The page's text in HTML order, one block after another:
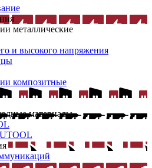
металлические
и высокого напряжения
композитные
материалы